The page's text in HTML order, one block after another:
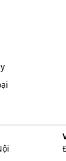
rửa
tháo
Lớp bọt
từ